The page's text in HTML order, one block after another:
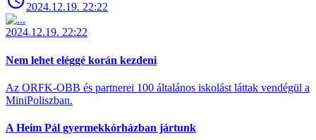
2024.12.19. 22:22
2024.12.19. 22:22
Nem lehet eléggé korán kezdeni
Az ORFK-OBB és partnerei 100 általános iskolást láttak vendégül a
MiniPoliszban.
A Heim Pál gyermekkórházban jártunk